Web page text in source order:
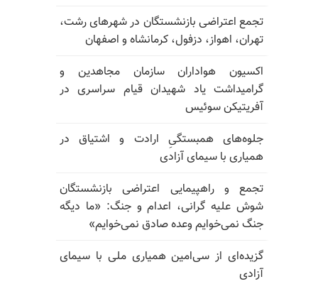
تجمع اعتراضی بازنشستگان در شهرهای رشت،
تهران، اهواز، دزفول، کرمانشاه و اصفهان
اکسیون هواداران سازمان مجاهدین و
گرامیداشت یاد شهیدان قیام سراسری در
آفریتیکن سوئیس
جلوه‌های همبستگیِ ارادت و اشتیاق در
همیاری با سیمای آزادی
تجمع و راهپیمایی اعتراضی بازنشستگان
شوش علیه گرانی، اعدام و جنگ: «ما دیگه
جنگ نمی‌خوایم وعده صادق نمی‌خوایم»
گزیده‌ای از سی‌امین همیاری ملی با سیمای
آزادی